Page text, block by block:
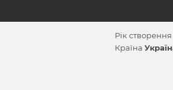
Рік створення
Країна